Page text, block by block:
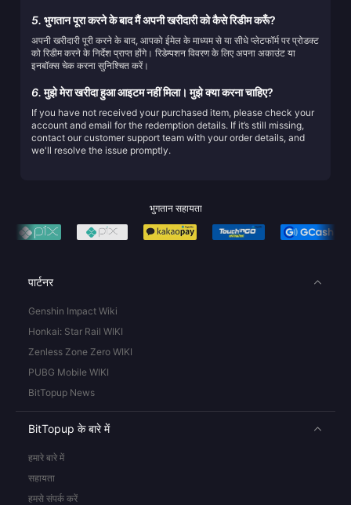
5. भुगतान पूरा करने के बाद मैं अपनी खरीदारी को कैसे रिडीम करूँ?
अपनी खरीदारी पूरी करने के बाद, आपको ईमेल के माध्यम से या सीधे प्लेटफॉर्म पर प्रोडक्ट
को रिडीम करने के निर्देश प्राप्त होंगे। रिडेम्पशन विवरण के लिए अपना अकाउंट या
इनबॉक्स चेक करना सुनिश्चित करें।
6.मुझे मेरा खरीदा हुआ आइटम नहीं मिला। मुझे क्या करना चाहिए?
If you have not received your purchased item, please check your
account and email for the redemption details. If it’s still missing,
contact our customer support team with your order details, and
we'll resolve the issue promptly.
भुगतान सहायता
पार्टनर
Genshin Impact Wiki
Honkai: Star Rail WIKI
Zenless Zone Zero WIKI
PUBG Mobile WIKI
BitTopup News
BitTopup के बारे में
हमारे बारे में
सहायता
हमसे संपर्क करें